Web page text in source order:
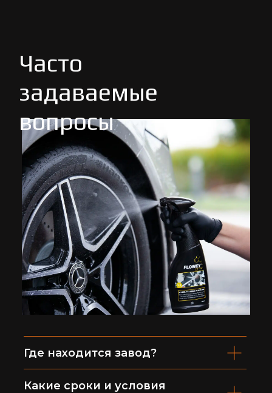
Часто
задаваемые
вопросы
Где находится завод?
Какие сроки и условия